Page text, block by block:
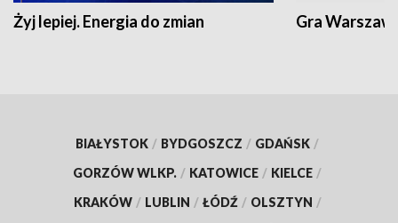
Żyj lepiej. Energia do zmian Gra
BIAŁYSTOK / BYDGOSZCZ / GDAŃSK /
GORZÓW WLKP. / KATOWICE / KIELCE /
KRAKÓW / LUBLIN / ŁÓDŹ / OLSZTYN /